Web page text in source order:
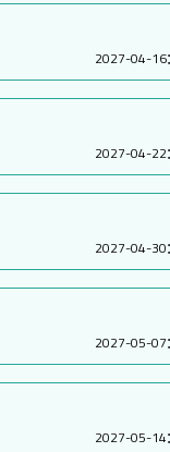
:
2027-04-16
:
2027-04-22
:
2027-04-30
:
2027-05-07
:
2027-05-14